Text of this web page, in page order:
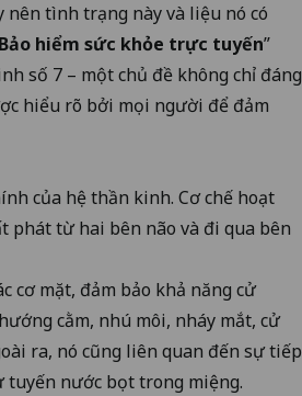
nên tình trạng này và liệu nó có
Bảo hiểm sức khỏe trực tuyến”
số 7 – một chủ đề không chỉ đáng
hiểu rõ bởi mọi người để đảm
của hệ thần kinh. Cơ chế hoạt
phát từ hai bên não và đi qua bên
cơ mặt, đảm bảo khả năng cử
cằm, nhú môi, nháy mắt, cử
ra, nó cũng liên quan đến sự tiếp
tuyến nước bọt trong miệng.